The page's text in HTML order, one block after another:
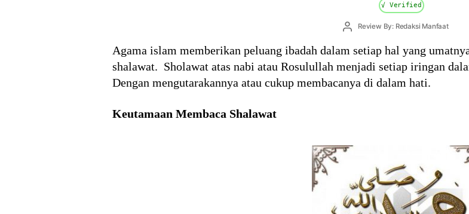
√ Verified
PostReview By: Redaksi Manfaat
Agama islam memberikan peluang ibadah dalam setiap hal yang
shalawat. Sholawat atas nabi atau Rosulullah menjadi setiap iringan
Dengan mengutarakannya atau cukup membacanya di dalam hati.
Keutamaan Membaca Shalawat